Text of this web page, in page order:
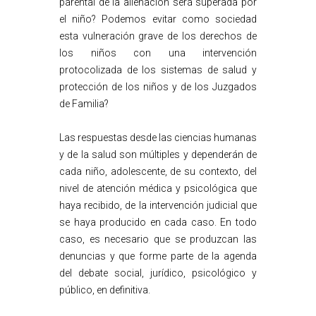
el niño? Podemos evitar como sociedad
esta vulneración grave de los derechos de
los niños con una intervención
protocolizada de los sistemas de salud y
protección de los niños y de los Juzgados
de Familia?
Las respuestas desde las ciencias humanas
y de la salud son múltiples y dependerán de
cada niño, adolescente, de su contexto, del
nivel de atención médica y psicológica que
haya recibido, de la intervención judicial que
se haya producido en cada caso. En todo
caso, es necesario que se produzcan las
denuncias y que forme parte de la agenda
del debate social, jurídico, psicológico y
público, en definitiva.